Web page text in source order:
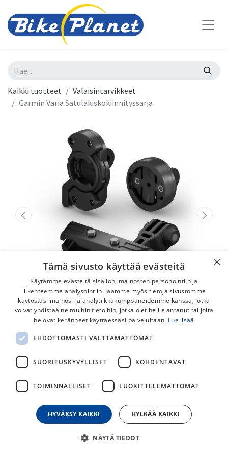
Kaikki tuotteet
Valaisintarvikkeet
Garmin Varia Satulakiskokiinnityssarja
Garmin Varia
Satulakiskokiinnityssarja
asentaa yhteensopivan Varia-laitteen vakiomuotoiseen
45,00€
×
Tämä sivusto käyttää evästeitä
Käytämme evästeitä sisällön, mainosten personointiin ja
liikenteemme analysointiin. Jaamme myös tietoja sivustomme
käytöstäsi mainos- ja analytiikkakumppaneidemme kanssa, jotka
voivat yhdistää ne muihin tietoihin, jotka olet heille antanut tai joita
he ovat keränneet käyttäessäsi palveluitaan. Lue lisää
EHDOTTOMASTI VÄLTTÄMÄTTÖMÄT
SUORITUSKYVYLLISET KOHDENTAVAT
TOIMINNALLISET LUOKITTELEMATTOMAT
HYVÄKSY KAIKKI HYLKÄÄ KAIKKI
NÄYTÄ TIEDOT